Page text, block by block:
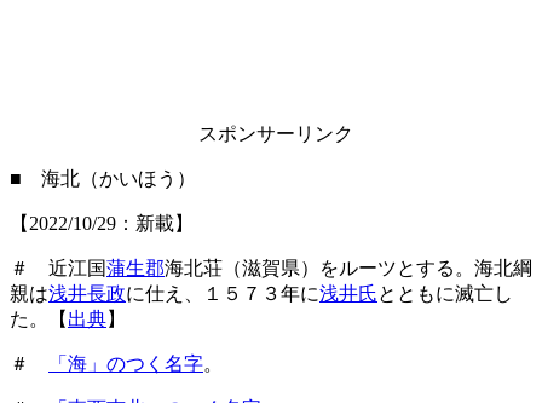
スポンサーリンク
■ 海北（かいほう）
【2022/10/29：新載】
＃ 近江国蒲生郡海北荘（滋賀県）をルーツとする。海北綱
親は浅井長政に仕え、１５７３年に浅井氏とともに滅亡し
た。【 出典】
＃ 「海」のつく名字。